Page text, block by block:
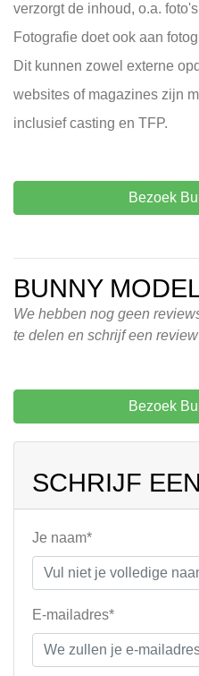
verzorgt de inhoud, o.a.
Fotografie doet ook aan
Dit kunnen zowel externe
websites of magazines zijn
inclusief casting en TFP.
Bezoek
BUNNY
We hebben nog geen
te delen en schrijf een
Bezoek
SCHRIJF
Je naam*
E-mailadres*